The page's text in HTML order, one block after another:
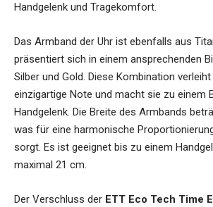
Handgelenk und Tragekomfort.
Das Armband der Uhr ist ebenfalls aus
präsentiert sich in einem ansprechenden
Silber und Gold. Diese Kombination verleiht
einzigartige Note und macht sie zu einem
Handgelenk. Die Breite des Armbands
was für eine harmonische
sorgt. Es ist geeignet bis zu einem
maximal 21 cm.
Der Verschluss der ETT Eco Tech Time